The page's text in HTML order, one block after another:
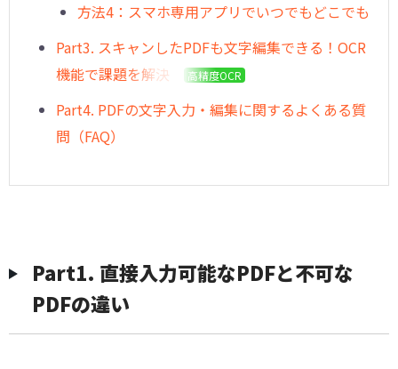
方法4：スマホ専用アプリでいつでもどこでも
︎Part3. スキャンしたPDFも文字編集できる！OCR
機能で課題を解決
高精度OCR
︎Part4. PDFの文字入力・編集に関するよくある質
問（FAQ）
︎Part1. 直接入力可能なPDFと不可な
PDFの違い